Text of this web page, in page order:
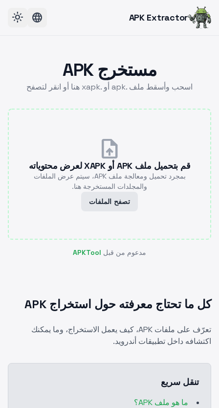
APK Extractor
language
light_mode
مستخرج APK
اسحب وأسقط ملف .apk أو .xapk هنا أو انقر لتصفح
upload_file
قم بتحميل ملف APK أو XAPK لعرض محتوياته
بمجرد تحميل ومعالجة ملف APK، سيتم عرض الملفات
والمجلدات المستخرجة هنا.
تصفح الملفات
مدعوم من قبل APKTool
كل ما تحتاج معرفته حول استخراج APK
تعرّف على ملفات APK، كيف يعمل الاستخراج، وما يمكنك
اكتشافه داخل تطبيقات أندرويد.
تنقل سريع
ما هو ملف APK؟